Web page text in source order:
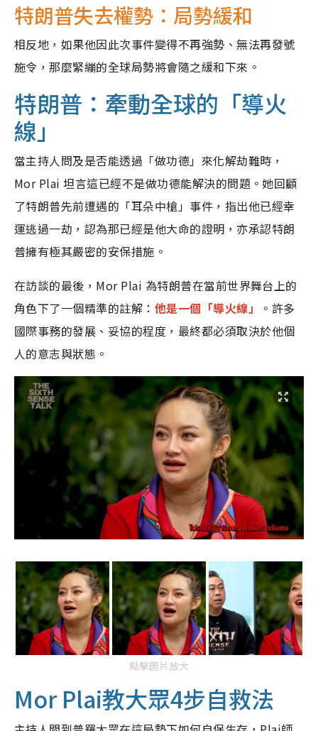
特朗普失去權勢：局勢緩和
相反地，如果他因此次事件變得不再強勢、無法再發號
施令，那麼緊繃的全球局勢將會隨之緩和下來。
特朗普：牽動全球的「導火
線」
當主持人問及是否能透過「做功德」來化解劫難時，
Mor Plai 坦言這已經不是做功德能解決的問題。她回顧
了特朗普先前遭遇的「耳朵中槍」事件，指出他已經幸
運逃過一劫，認為那已經是他大命的證明，亦承認特朗
普擁有極其嚴密的安保措施。
在訪談的最後，Mor Plai 為特朗普在當前世界舞台上的
角色下了一個精準的註解： 他是一個「導火線」
。許多
國際事務的發展、妥協的程度，最終都必須取決於他個
人的意志與狀態。
點擊圖片放大
Mor Plai教大眾4步自救法